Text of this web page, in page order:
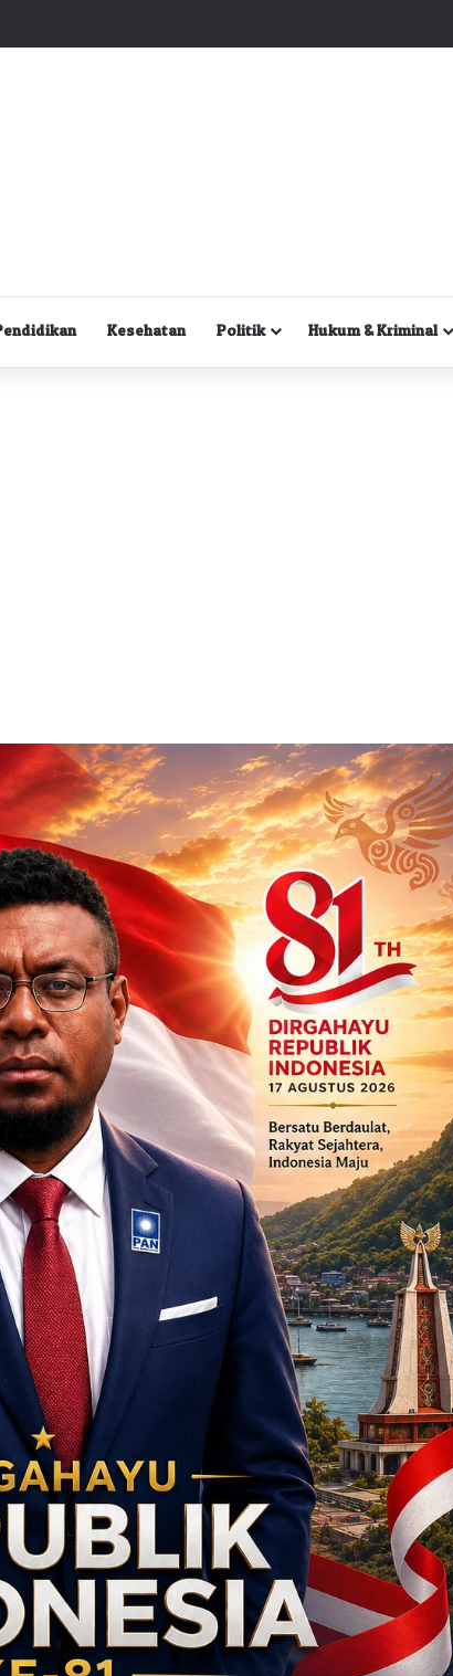
Kesehatan Politik Hukum & Kriminal